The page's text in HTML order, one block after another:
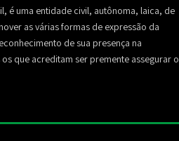
é uma entidade civil, autônoma, laica, de
as várias formas de expressão da
de sua presença na
que acreditam ser premente assegurar o